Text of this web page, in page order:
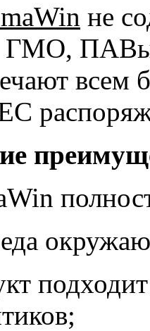
не
ГМО, ПАВы
всем